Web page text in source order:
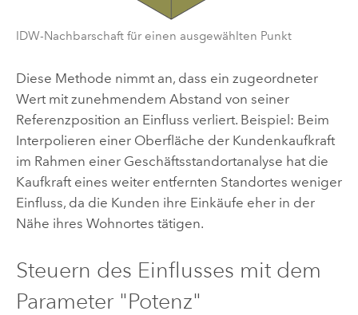
IDW-Nachbarschaft für einen ausgewählten Punkt
Diese Methode nimmt an, dass ein zugeordneter
Wert mit zunehmendem Abstand von seiner
Referenzposition an Einfluss verliert. Beispiel: Beim
Interpolieren einer Oberfläche der Kundenkaufkraft
im Rahmen einer Geschäftsstandortanalyse hat die
Kaufkraft eines weiter entfernten Standortes weniger
Einfluss, da die Kunden ihre Einkäufe eher in der
Nähe ihres Wohnortes tätigen.
Steuern des Einflusses mit dem
Parameter "Potenz"